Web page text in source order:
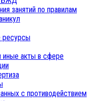
занятий по правилам
ресурсы
иные акты в сфере
с противодействием